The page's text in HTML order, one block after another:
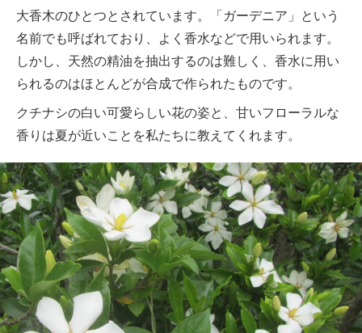
大香木のひとつとされています。「ガーデニア」という
名前でも呼ばれており、よく香水などで用いられます。
しかし、天然の精油を抽出するのは難しく、香水に用い
られるのはほとんどが合成で作られたものです。
クチナシの白い可愛らしい花の姿と、甘いフローラルな
香りは夏が近いことを私たちに教えてくれます。